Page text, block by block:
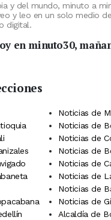
y del mundo, minuto a
y leo en un solo medio de
digital.
en minuto30,
Noticias de
Noticias de
Noticias de
Noticias de
Noticias de
Noticias de
Noticias de
Noticias de
Alcaldía de